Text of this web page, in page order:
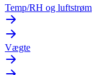
Temp/RH og luftstrøm
Vægte